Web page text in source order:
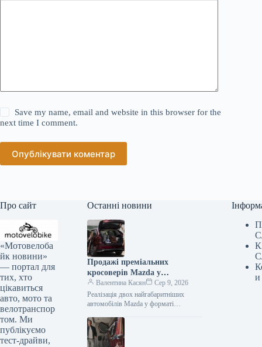
Save my name, email and website in this browser for the
next time I comment.
Опублікувати коментар
Про сайт
«Мотовелоба
йк новини»
— портал для
тих, хто
цікавиться
авто, мото та
велотранспор
том. Ми
публікуємо
тест-драйви,
Останні новини
Продажі преміальних
кросоверів Mazda у
Сполучених Штатах значно
зменшилися.
Валентина Касян
Сер 9, 2026
Реалізація двох найгабаритніших
автомобілів Mazda у форматі
знизилася, проте компанія не має
наміру залучати клієнтів…
и